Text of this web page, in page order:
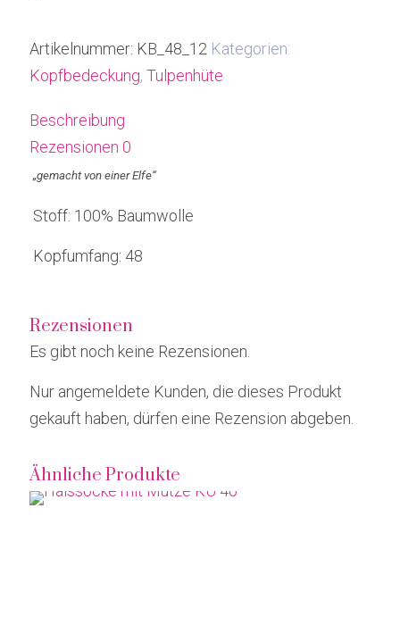
Menge
Artikelnummer: KB_48_12 Kategorien:
Kopfbedeckung, Tulpenhüte
Beschreibung
Rezensionen 0
„gemacht von einer Elfe“
Stoff: 100% Baumwolle
Kopfumfang: 48
Rezensionen
Es gibt noch keine Rezensionen.
Nur angemeldete Kunden, die dieses Produkt
gekauft haben, dürfen eine Rezension abgeben.
Ähnliche Produkte